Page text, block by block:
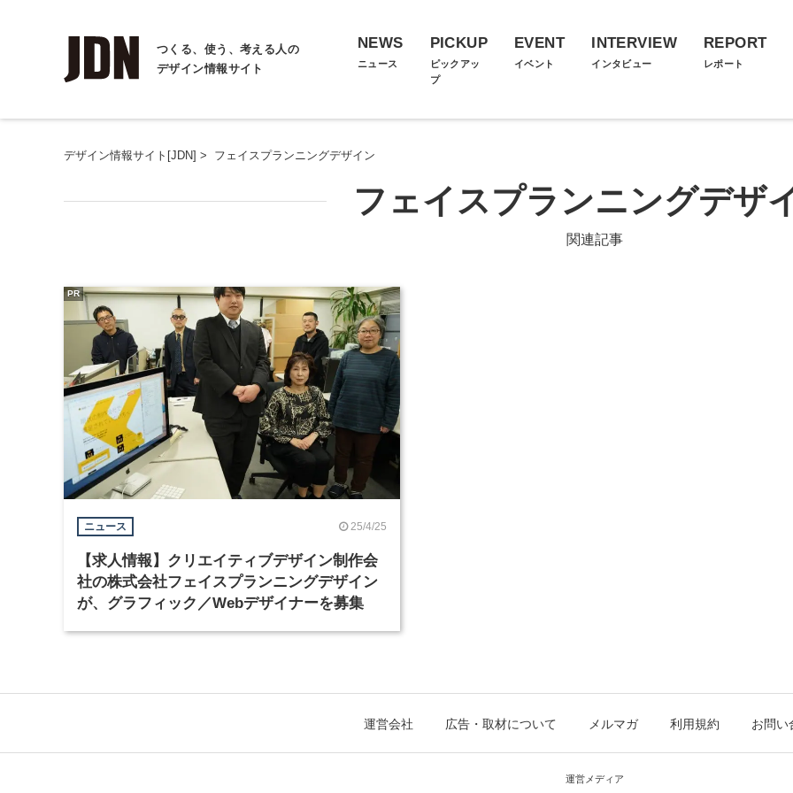
つくる、使う、考える人の
デザイン情報サイト
NEWS
ニュース
PICKUP
ピックアッ
プ
EVENT
イベント
INTERVIEW
インタビュー
REPORT
レポート
デザイン情報サイト[JDN] > フェイスプランニングデザイン
フェイスプランニングデザ
関連記事
ニュース 25/4/25
【求人情報】クリエイティブデザイン制作会
社の株式会社フェイスプランニングデザイン
が、グラフィック／Webデザイナーを募集
PR
運営会社 広告・取材について メルマガ 利用規約 お問い
運営メディア